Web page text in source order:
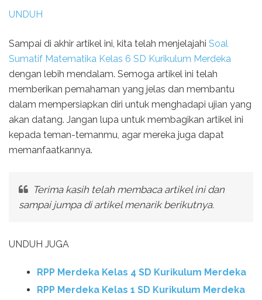
UNDUH
Sampai di akhir artikel ini, kita telah menjelajahi Soal
Sumatif Matematika Kelas 6 SD Kurikulum Merdeka
dengan lebih mendalam. Semoga artikel ini telah
memberikan pemahaman yang jelas dan membantu
dalam mempersiapkan diri untuk menghadapi ujian yang
akan datang. Jangan lupa untuk membagikan artikel ini
kepada teman-temanmu, agar mereka juga dapat
memanfaatkannya.
Terima kasih telah membaca artikel ini dan
sampai jumpa di artikel menarik berikutnya.
UNDUH JUGA
RPP Merdeka Kelas 4 SD Kurikulum Merdeka
RPP Merdeka Kelas 1 SD Kurikulum Merdeka